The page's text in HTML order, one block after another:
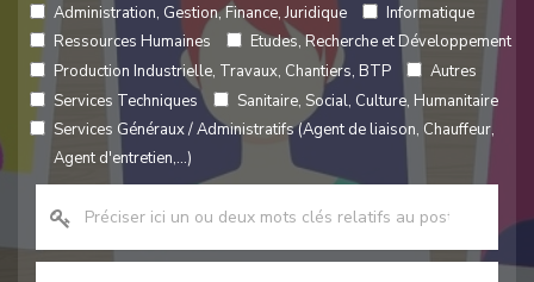
Administration, Gestion, Finance, Juridique
Informatique
Ressources Humaines
Etudes, Recherche et Développement
Production Industrielle, Travaux, Chantiers, BTP
Autres
Services Techniques
Sanitaire, Social, Culture, Humanitaire
Services Généraux / Administratifs (Agent de liaison, Chauffeur,
Agent d'entretien,...)